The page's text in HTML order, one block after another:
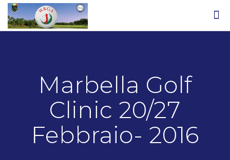
Marbella Golf
Clinic 20/27
Febbraio- 2016